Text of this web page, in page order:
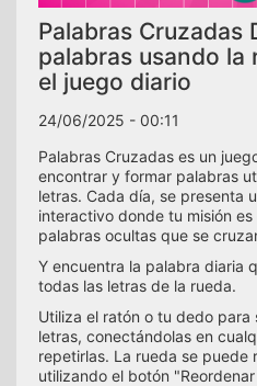
Palabras Cruzadas
palabras usando la
el juego diario
24/06/2025 - 00:11
Palabras Cruzadas es un
encontrar y formar palabras
letras. Cada día, se presenta
interactivo donde tu misión
palabras ocultas que se
Y encuentra la palabra diaria
todas las letras de la rueda.
Utiliza el ratón o tu dedo
letras, conectándolas en
repetirlas. La rueda se puede
utilizando el botón